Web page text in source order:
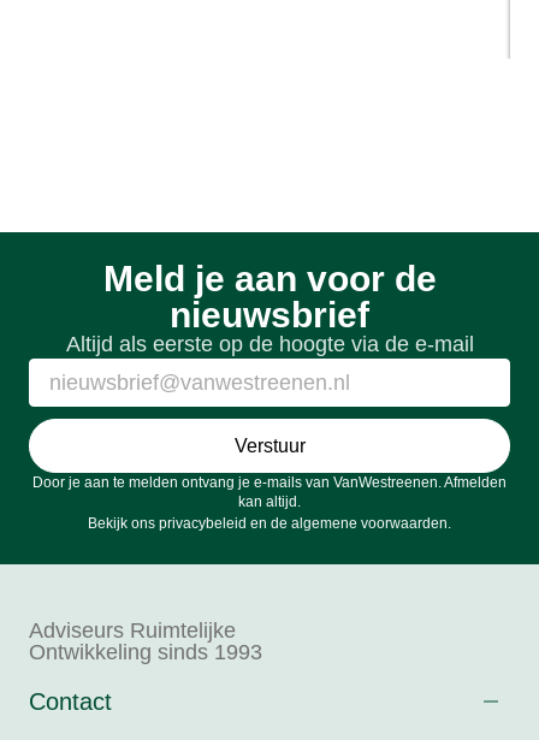
Meld je aan voor de
nieuwsbrief
Altijd als eerste op de hoogte via de e-mail
Verstuur
Door je aan te melden ontvang je e-mails van VanWestreenen. Afmelden
kan altijd.
Bekijk ons privacybeleid en de algemene voorwaarden.
Adviseurs Ruimtelijke
Ontwikkeling sinds 1993
Contact